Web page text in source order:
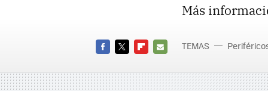
Más
MAIL
TEMAS